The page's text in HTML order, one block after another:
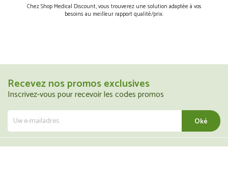
Chez Shop Medical Discount, vous trouverez une solution adaptée à vos
besoins au meilleur rapport qualité/prix.
Recevez nos promos exclusives
Inscrivez-vous pour recevoir les codes promos